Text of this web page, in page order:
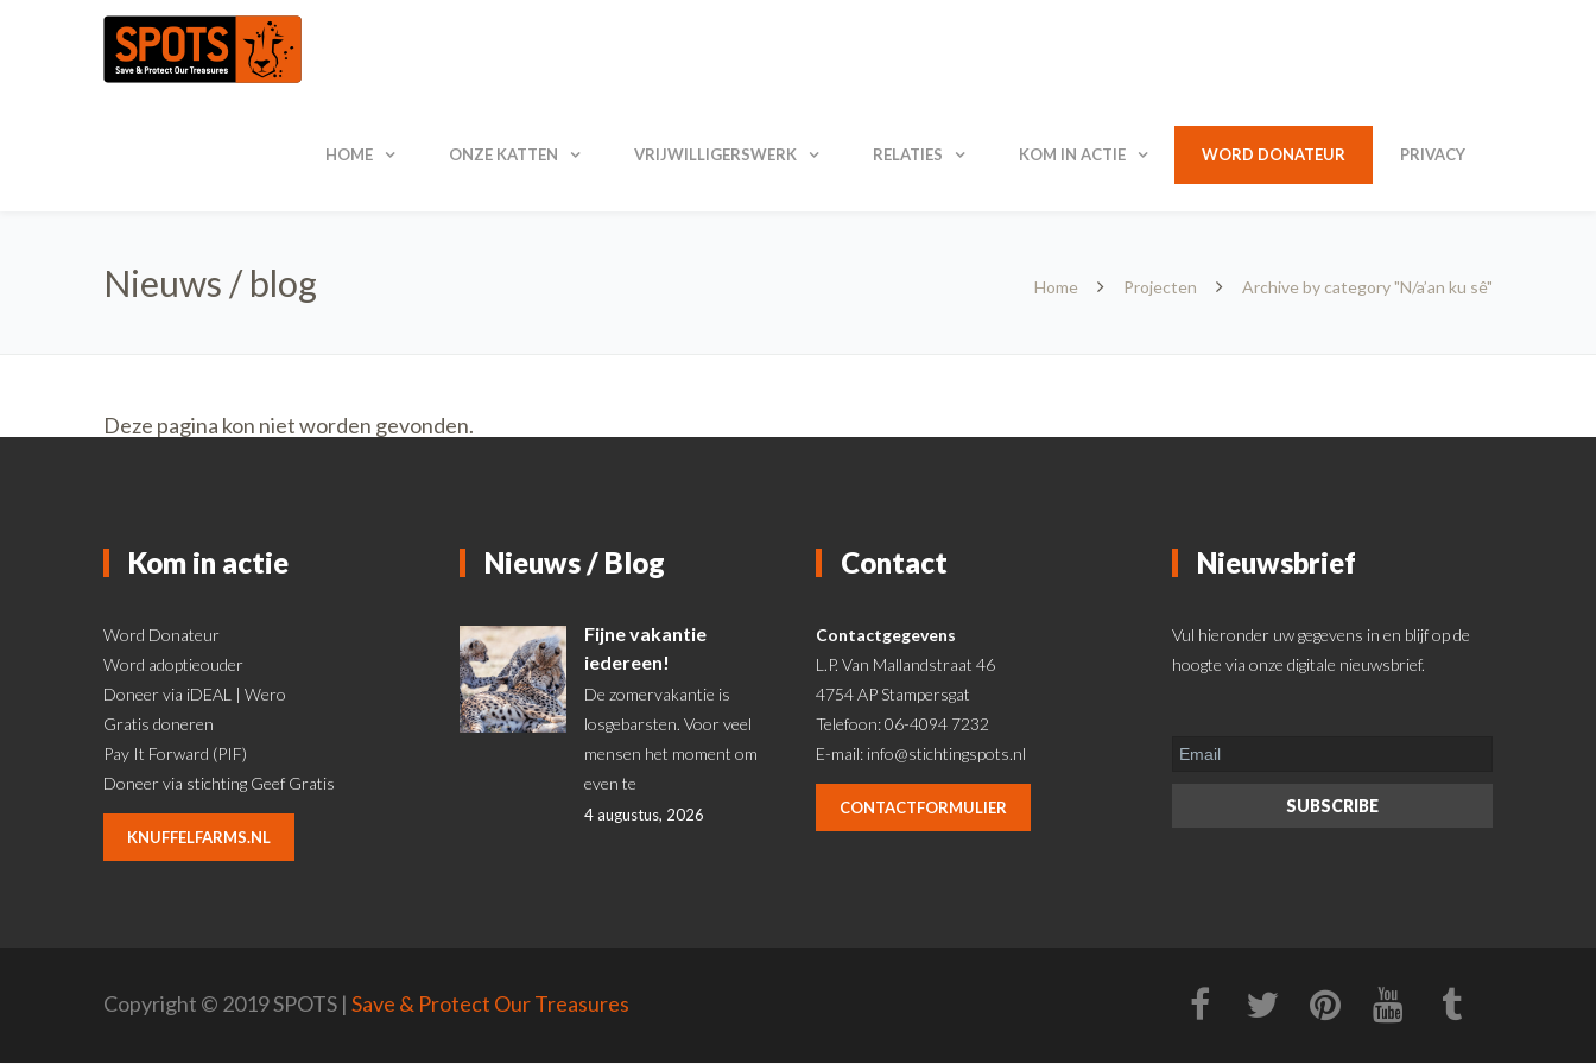
HOME ONZE KATTEN VRIJWILLIGERSWERK RELATIES KOM IN ACTIE WORD DONATEUR PRIVACY
Nieuws / blog Home Projecten Archive by category "N/a’an ku sê"
Deze pagina kon niet worden gevonden.
Kom in actie
Word Donateur
Word adoptieouder
Doneer via iDEAL | Wero
Gratis doneren
Pay It Forward (PIF)
Doneer via stichting Geef Gratis
KNUFFELFARMS.NL
Nieuws / Blog
Fijne vakantie
iedereen!
De zomervakantie is
losgebarsten. Voor veel
mensen het moment om
even te
4 augustus, 2026
Contact
Contactgegevens
L.P. Van Mallandstraat 46
4754 AP Stampersgat
Telefoon: 06-4094 7232
E-mail: info@stichtingspots.nl
CONTACTFORMULIER
Nieuwsbrief
Vul hieronder uw gegevens in en blijf op de
hoogte via onze digitale nieuwsbrief.
Copyright © 2019 SPOTS | Save & Protect Our Treasures